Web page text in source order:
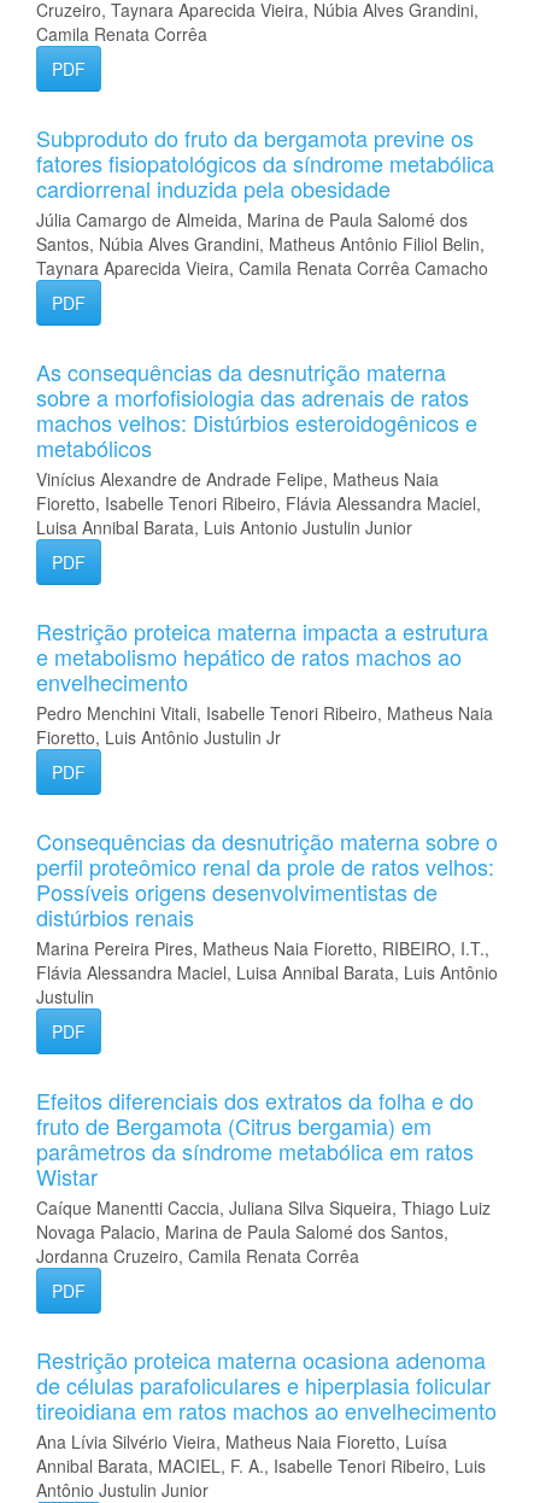
Cruzeiro, Taynara Aparecida Vieira, Núbia Alves Grandini,
Camila Renata Corrêa
PDF
Subproduto do fruto da bergamota previne os
fatores fisiopatológicos da síndrome metabólica
cardiorrenal induzida pela obesidade
Júlia Camargo de Almeida, Marina de Paula Salomé dos
Santos, Núbia Alves Grandini, Matheus Antônio Filiol Belin,
Taynara Aparecida Vieira, Camila Renata Corrêa Camacho
PDF
As consequências da desnutrição materna
sobre a morfofisiologia das adrenais de ratos
machos velhos: Distúrbios esteroidogênicos e
metabólicos
Vinícius Alexandre de Andrade Felipe, Matheus Naia
Fioretto, Isabelle Tenori Ribeiro, Flávia Alessandra Maciel,
Luisa Annibal Barata, Luis Antonio Justulin Junior
PDF
Restrição proteica materna impacta a estrutura
e metabolismo hepático de ratos machos ao
envelhecimento
Pedro Menchini Vitali, Isabelle Tenori Ribeiro, Matheus Naia
Fioretto, Luis Antônio Justulin Jr
PDF
Consequências da desnutrição materna sobre o
perfil proteômico renal da prole de ratos velhos:
Possíveis origens desenvolvimentistas de
distúrbios renais
Marina Pereira Pires, Matheus Naia Fioretto, RIBEIRO, I.T.,
Flávia Alessandra Maciel, Luisa Annibal Barata, Luis Antônio
Justulin
PDF
Efeitos diferenciais dos extratos da folha e do
fruto de Bergamota (Citrus bergamia) em
parâmetros da síndrome metabólica em ratos
Wistar
Caíque Manentti Caccia, Juliana Silva Siqueira, Thiago Luiz
Novaga Palacio, Marina de Paula Salomé dos Santos,
Jordanna Cruzeiro, Camila Renata Corrêa
PDF
Restrição proteica materna ocasiona adenoma
de células parafoliculares e hiperplasia folicular
tireoidiana em ratos machos ao envelhecimento
Ana Lívia Silvério Vieira, Matheus Naia Fioretto, Luísa
Annibal Barata, MACIEL, F. A., Isabelle Tenori Ribeiro, Luis
Antônio Justulin Junior